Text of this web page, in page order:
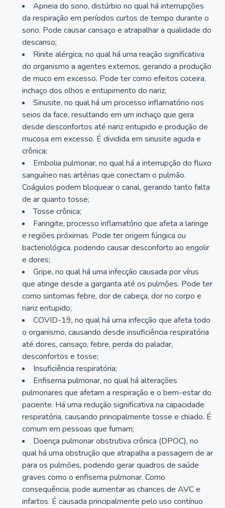
Apneia do sono, distúrbio no qual há interrupções
da respiração em períodos curtos de tempo durante o
sono. Pode causar cansaço e atrapalhar a qualidade do
descanso;
Rinite alérgica, no qual há uma reação significativa
do organismo a agentes externos, gerando a produção
de muco em excesso. Pode ter como efeitos coceira,
inchaço dos olhos e entupimento do nariz;
Sinusite, no qual há um processo inflamatório nos
seios da face, resultando em um inchaço que gera
desde desconfortos até nariz entupido e produção de
mucosa em excesso. É dividida em sinusite aguda e
crônica;
Embolia pulmonar, no qual há a interrupção do fluxo
sanguíneo nas artérias que conectam o pulmão.
Coágulos podem bloquear o canal, gerando tanto falta
de ar quanto tosse;
Tosse crônica;
Faringite, processo inflamatório que afeta a laringe
e regiões próximas. Pode ter origem fúngica ou
bacteriológica, podendo causar desconforto ao engolir
e dores;
Gripe, no qual há uma infecção causada por vírus
que atinge desde a garganta até os pulmões. Pode ter
como sintomas febre, dor de cabeça, dor no corpo e
nariz entupido;
COVID-19, no qual há uma infecção que afeta todo
o organismo, causando desde insuficiência respiratória
até dores, cansaço, febre, perda do paladar,
desconfortos e tosse;
Insuficiência respiratória;
Enfisema pulmonar, no qual há alterações
pulmonares que afetam a respiração e o bem-estar do
paciente. Há uma redução significativa na capacidade
respiratória, causando principalmente tosse e chiado. É
comum em pessoas que fumam;
Doença pulmonar obstrutiva crônica (DPOC), no
qual há uma obstrução que atrapalha a passagem de ar
para os pulmões, podendo gerar quadros de saúde
graves como o enfisema pulmonar. Como
consequência, pode aumentar as chances de AVC e
infartos. É causada principalmente pelo uso contínuo